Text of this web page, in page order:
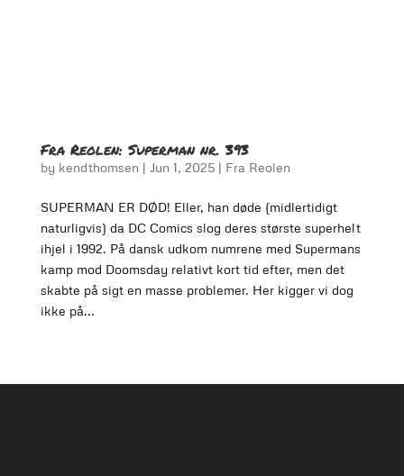
Fra Reolen: Superman nr. 393
by kendthomsen | Jun 1, 2025| Fra Reolen
SUPERMAN ER DØD! Eller, han døde (midlertidigt
naturligvis) da DC Comics slog deres største superhelt
ihjel i 1992. På dansk udkom numrene med Supermans
kamp mod Doomsday relativt kort tid efter, men det
skabte på sigt en masse problemer. Her kigger vi dog
ikke på...